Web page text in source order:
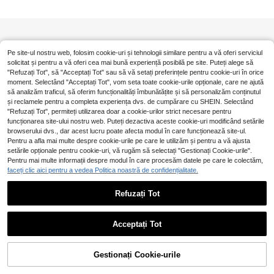
Pe site-ul nostru web, folosim cookie-uri și tehnologii similare pentru a vă oferi serviciul
solicitat și pentru a vă oferi cea mai bună experiență posibilă pe site. Puteți alege să
"Refuzați Tot", să "Acceptați Tot" sau să vă setați preferințele pentru cookie-uri în orice
moment. Selectând "Acceptați Tot", vom seta toate cookie-urile opționale, care ne ajută
să analizăm traficul, să oferim funcționalități îmbunătățite și să personalizăm conținutul
și reclamele pentru a completa experiența dvs. de cumpărare cu SHEIN. Selectând
"Refuzați Tot", permiteți utilizarea doar a cookie-urilor strict necesare pentru
funcționarea site-ului nostru web. Puteți dezactiva aceste cookie-uri modificând setările
browserului dvs., dar acest lucru poate afecta modul în care funcționează site-ul.
Pentru a afla mai multe despre cookie-urile pe care le utilizăm și pentru a vă ajusta
setările opționale pentru cookie-uri, vă rugăm să selectați "Gestionați Cookie-urile".
Pentru mai multe informații despre modul în care procesăm datele pe care le colectăm,
faceți clic aici pentru a vedea Politica noastră de confidențialitate.
Refuzați Tot
Acceptați Tot
Gestionați Cookie-urile